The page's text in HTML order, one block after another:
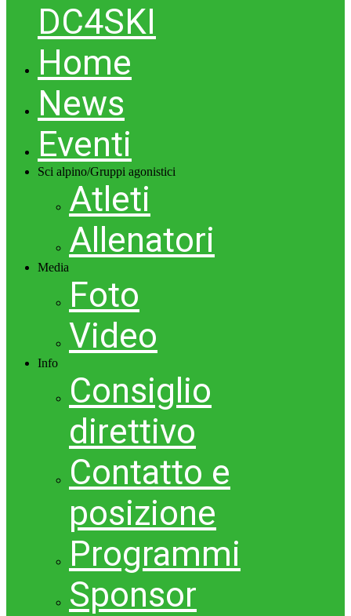
DC4SKI
Home
News
Eventi
Sci alpino/Gruppi agonistici
Atleti
Allenatori
Media
Foto
Video
Info
Consiglio
direttivo
Contatto e
posizione
Programmi
Sponsor